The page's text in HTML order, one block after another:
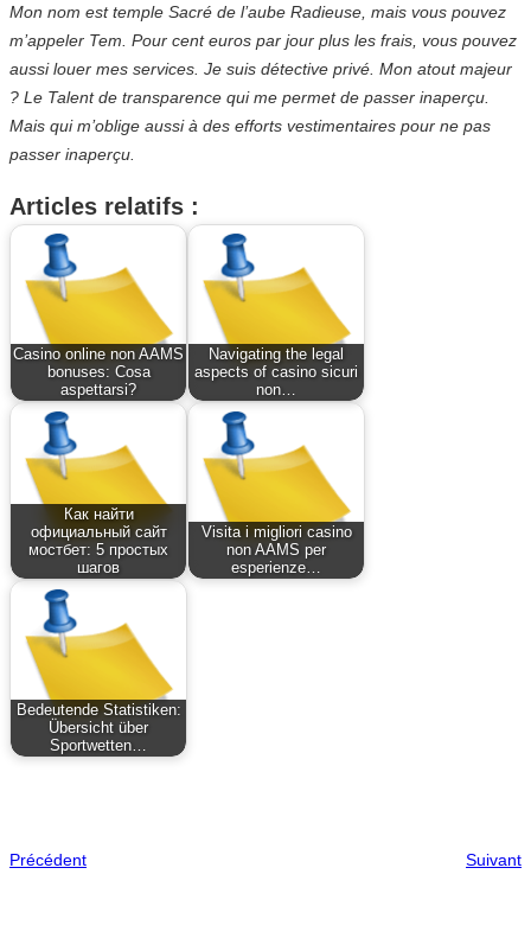
Mon nom est temple Sacré de l’aube Radieuse, mais vous pouvez
m’appeler Tem. Pour cent euros par jour plus les frais, vous pouvez
aussi louer mes services. Je suis détective privé. Mon atout majeur
? Le Talent de transparence qui me permet de passer inaperçu.
Mais qui m’oblige aussi à des efforts vestimentaires pour ne pas
passer inaperçu.
Articles relatifs :
Casino online non AAMS
bonuses: Cosa
aspettarsi?
Navigating the legal
aspects of casino sicuri
non…
Как найти
официальный сайт
мостбет: 5 простых
шагов
Visita i migliori casino
non AAMS per
esperienze…
Bedeutende Statistiken:
Übersicht über
Sportwetten…
Précédent Suivant